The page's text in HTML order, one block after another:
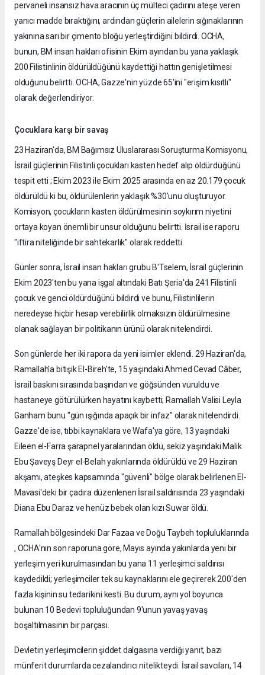
pervaneli insansız hava aracının üç mülteci çadırını ateşe veren
yanıcı madde bıraktığını, ardından güçlerin ailelerin sığınaklarının
yakınına sarı bir çimento bloğu yerleştirdiğini bildirdi. OCHA,
bunun, BM insan hakları ofisinin Ekim ayından bu yana yaklaşık
200 Filistinlinin öldürüldüğünü kaydettiği hattın genişletilmesi
olduğunu belirtti. OCHA, Gazze'nin yüzde 65'ini "erişim kısıtlı"
olarak değerlendiriyor.
Çocuklara karşı bir savaş
23 Haziran'da, BM Bağımsız Uluslararası Soruşturma Komisyonu,
İsrail güçlerinin Filistinli çocukları kasten hedef alıp öldürdüğünü
tespit etti ; Ekim 2023 ile Ekim 2025 arasında en az 20.179 çocuk
öldürüldü ki bu, öldürülenlerin yaklaşık %30'unu oluşturuyor.
Komisyon, çocukların kasten öldürülmesinin soykırım niyetini
ortaya koyan önemli bir unsur olduğunu belirtti. İsrail ise raporu
"iftira niteliğinde bir sahtekarlık" olarak reddetti.
Günler sonra, İsrail insan hakları grubu B'Tselem, İsrail güçlerinin
Ekim 2023'ten bu yana işgal altındaki Batı Şeria'da 241 Filistinli
çocuk ve genci öldürdüğünü bildirdi ve bunu, Filistinlilerin
neredeyse hiçbir hesap verebilirlik olmaksızın öldürülmesine
olanak sağlayan bir politikanın ürünü olarak nitelendirdi.
Son günlerde her iki rapora da yeni isimler eklendi. 29 Haziran'da,
Ramallah'a bitişik El-Bireh'te, 15 yaşındaki Ahmed Cevad Câber,
İsrail baskını sırasında başından ve göğsünden vuruldu ve
hastaneye götürülürken hayatını kaybetti; Ramallah Valisi Leyla
Ganham bunu "gün ışığında apaçık bir infaz" olarak nitelendirdi.
Gazze'de ise, tıbbi kaynaklara ve Wafa'ya göre, 13 yaşındaki
Eileen el-Farra şarapnel yaralarından öldü, sekiz yaşındaki Malik
Ebu Şaveyş Deyr el-Belah yakınlarında öldürüldü ve 29 Haziran
akşamı, ateşkes kapsamında "güvenli" bölge olarak belirlenen El-
Mavasi'deki bir çadıra düzenlenen İsrail saldırısında 23 yaşındaki
Diana Ebu Daraz ve henüz bebek olan kızı Suwar öldü.
Ramallah bölgesindeki Dar Fazaa ve Doğu Taybeh topluluklarında
, OCHA'nın son raporuna göre, Mayıs ayında yakınlarda yeni bir
yerleşim yeri kurulmasından bu yana 11 yerleşimci saldırısı
kaydedildi; yerleşimciler tek su kaynaklarını ele geçirerek 200'den
fazla kişinin su tedarikini kesti. Bu durum, aynı yol boyunca
bulunan 10 Bedevi topluluğundan 9'unun yavaş yavaş
boşaltılmasının bir parçası.
Devletin yerleşimcilerin şiddet dalgasına verdiği yanıt, bazı
münferit durumlarda cezalandırıcı nitelikteydi. İsrail savcıları, 14